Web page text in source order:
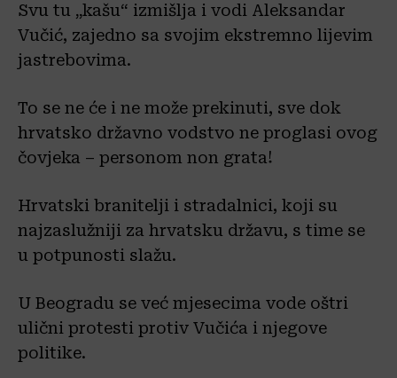
Svu tu „kašu“ izmišlja i vodi Aleksandar
Vučić, zajedno sa svojim ekstremno lijevim
jastrebovima.
To se ne će i ne može prekinuti, sve dok
hrvatsko državno vodstvo ne proglasi ovog
čovjeka – personom non grata!
Hrvatski branitelji i stradalnici, koji su
najzaslužniji za hrvatsku državu, s time se
u potpunosti slažu.
U Beogradu se već mjesecima vode oštri
ulični protesti protiv Vučića i njegove
politike.